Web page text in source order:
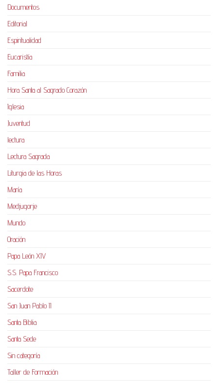
Documentos
Editorial
Espiritualidad
Eucaristía
Familia
Hora Santa al Sagrado Corazón
Iglesia
Juventud
lectura
Lectura Sagrada
Liturgia de las Horas
María
Medjugorje
Mundo
Oración
Papa León XIV
S.S. Papa Francisco
Sacerdote
San Juan Pablo II
Santa Biblia
Santa Sede
Sin categoría
Taller de Formación